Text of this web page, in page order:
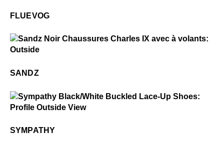
FLUEVOG
SANDZ
SYMPATHY